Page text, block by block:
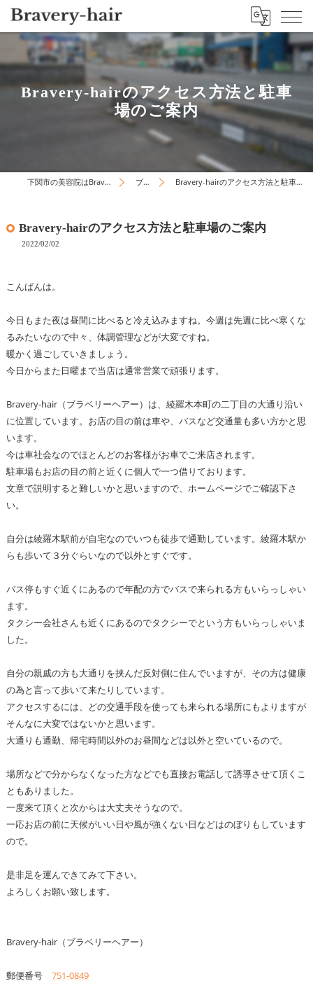
Bravery-hairのアクセス方法と駐車
場のご案内
下関市の美容院はBravery-hair ブログ Bravery-hairのアクセス方法と駐車場のご案内
Bravery-hairのアクセス方法と駐車場のご案内
2022/02/02
こんばんは。
今日もまた夜は昼間に比べると冷え込みますね。今週は先週に比べ寒くな
るみたいなので中々、体調管理などが大変ですね。
暖かく過ごしていきましょう。
今日からまた日曜まで当店は通常営業で頑張ります。
Bravery-hair（ブラベリーヘアー）は、綾羅木本町の二丁目の大通り沿い
に位置しています。お店の目の前は車や、バスなど交通量も多い方かと思
います。
今は車社会なのでほとんどのお客様がお車でご来店されます。
駐車場もお店の目の前と近くに個人で一つ借りております。
文章で説明すると難しいかと思いますので、ホームページでご確認下さ
い。
自分は綾羅木駅前が自宅なのでいつも徒歩で通勤しています。綾羅木駅か
らも歩いて３分ぐらいなので以外とすぐです。
バス停もすぐ近くにあるので年配の方でバスで来られる方もいらっしゃい
ます。
タクシー会社さんも近くにあるのでタクシーでという方もいらっしゃいま
した。
自分の親戚の方も大通りを挟んだ反対側に住んでいますが、その方は健康
の為と言って歩いて来たりしています。
アクセスするには、どの交通手段を使っても来られる場所にもよりますが
そんなに大変ではないかと思います。
大通りも通勤、帰宅時間以外のお昼間などは以外と空いているので。
場所などで分からなくなった方などでも直接お電話して誘導させて頂くこ
ともありました。
一度来て頂くと次からは大丈夫そうなので。
一応お店の前に天候がいい日や風が強くない日などはのぼりもしています
ので。
是非足を運んできてみて下さい。
よろしくお願い致します。
Bravery-hair（ブラベリーヘアー）
郵便番号 751-0849